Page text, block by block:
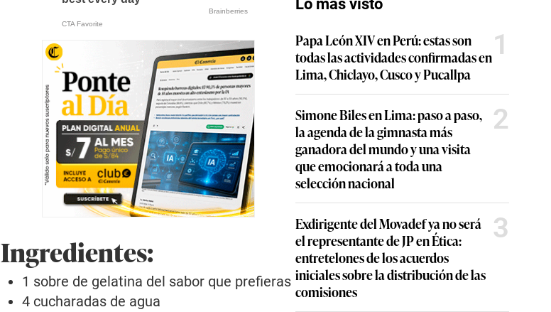
Ingredientes:
1 sobre de gelatina del sabor que prefieras
4 cucharadas de agua
Lo más visto
Papa León XIV en Perú: estas son
todas las actividades confirmadas en
Lima, Chiclayo, Cusco y Pucallpa
1
Simone Biles en Lima: paso a paso,
la agenda de la gimnasta más
ganadora del mundo y una visita
que emocionará a toda una
selección nacional
2
Exdirigente del Movadef ya no será
el representante de JP en Ética:
entretelones de los acuerdos
iniciales sobre la distribución de las
comisiones
3